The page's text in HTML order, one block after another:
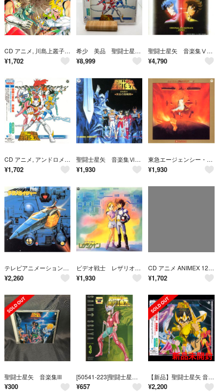
CD アニメ, 川島上叢子, 横山菁児 ANIMEX 1200シリーズ 63 聖闘士星矢 音楽集 Vol.2 COCC72063 COLUMBIA 未開封 /00085
¥1,702
希少 美品 聖闘士星矢 音楽集 ANIMEX 1200シリーズ
¥8,999
聖闘士星矢 音楽集Ⅴ ～真紅の少年伝説～ オリジナル・サウンドトラック
¥4,790
CD アニメ, アンドロメダ・ハーモニ ANIMEX 1200シリーズ 9 聖闘士星矢 音楽集 COCC72009 COLUMBIA 未開封 /00085
¥1,702
聖闘士星矢 音楽集Ⅵ ～黄金の指輪篇～ オリジナル・サウンドトラック ＡＮＩＭＥＸ１２００ ９３
¥1,930
東急エージェンシー・東映映画 オリジナル・サウンドトラック わが青春のアルカディア 音楽集Ⅱ ＡＮＩＭＥＸ１２００ ８０
¥1,930
テレビアニメーション 科学救助隊テクノボイジャー 音楽集 ＡＮＩＭＥＸ１２００ ７０
¥2,260
ビデオ戦士 レザリオン 音楽集 ＡＮＩＭＥＸ１２００ ８２
¥1,930
CD アニメ ANIMEX 1200シリーズ 80 わが青春のアルカディア 音楽 COCC72080 COLUMBIA 未開封 /00110
¥1,702
聖闘士星矢 音楽集III
¥300
[50541-223]聖闘士星矢 VOLUME 3【アニメ 中古 DVD】ケース無:: レンタル落ち
¥657
【新品】聖闘士星矢 音楽集IV ～神々の熱き戦い～＜完全生産限定盤＞/CD
¥2,200